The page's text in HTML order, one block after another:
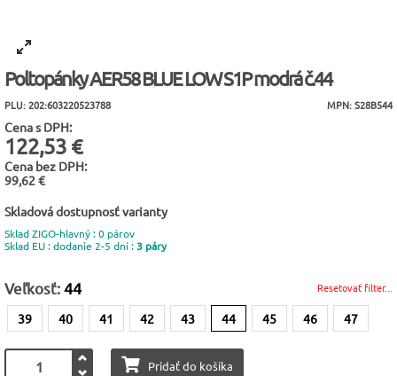
Poltopánky AER58 BLUE LOW S1P modrá č.44
PLU: 202:603220523788 MPN: S28B544
Cena s DPH:
122,53 €
Cena bez DPH:
99,62 €
Skladová dostupnosť varianty
Sklad ZIGO-hlavný : 0 párov
Sklad EU : dodanie 2-5 dní :3 páry
Resetovať filter...
Veľkosť:44
39 40 41 42 43 44 45 46 47
Pridať do košíka